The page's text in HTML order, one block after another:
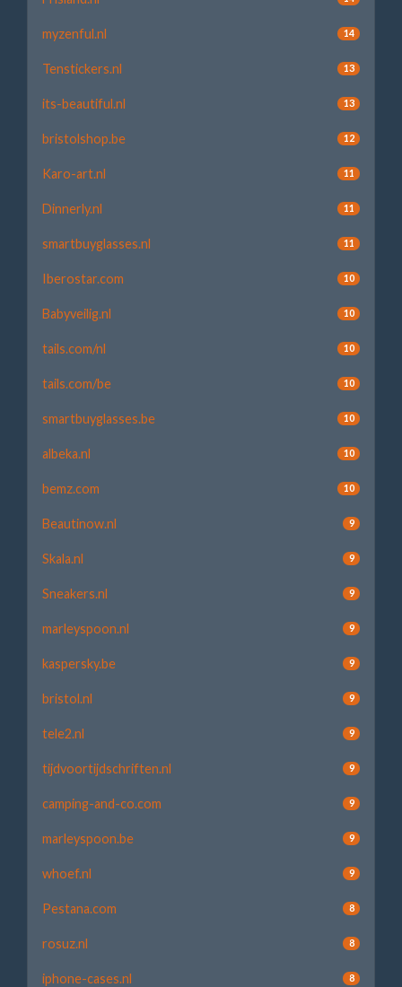
myzenful.nl 14
Tenstickers.nl 13
its-beautiful.nl 13
bristolshop.be 12
Karo-art.nl 11
Dinnerly.nl 11
smartbuyglasses.nl 11
Iberostar.com 10
Babyveilig.nl 10
tails.com/nl 10
tails.com/be 10
smartbuyglasses.be 10
albeka.nl 10
bemz.com 10
Beautinow.nl 9
Skala.nl 9
Sneakers.nl 9
marleyspoon.nl 9
kaspersky.be 9
bristol.nl 9
tele2.nl 9
tijdvoortijdschriften.nl 9
camping-and-co.com 9
marleyspoon.be 9
whoef.nl 9
Pestana.com 8
rosuz.nl 8
iphone-cases.nl 8